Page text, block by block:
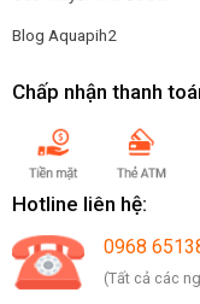
Blog Aquapih2
Chấp nhận thanh
Hotline liên hệ:
0968
(Tất cả các